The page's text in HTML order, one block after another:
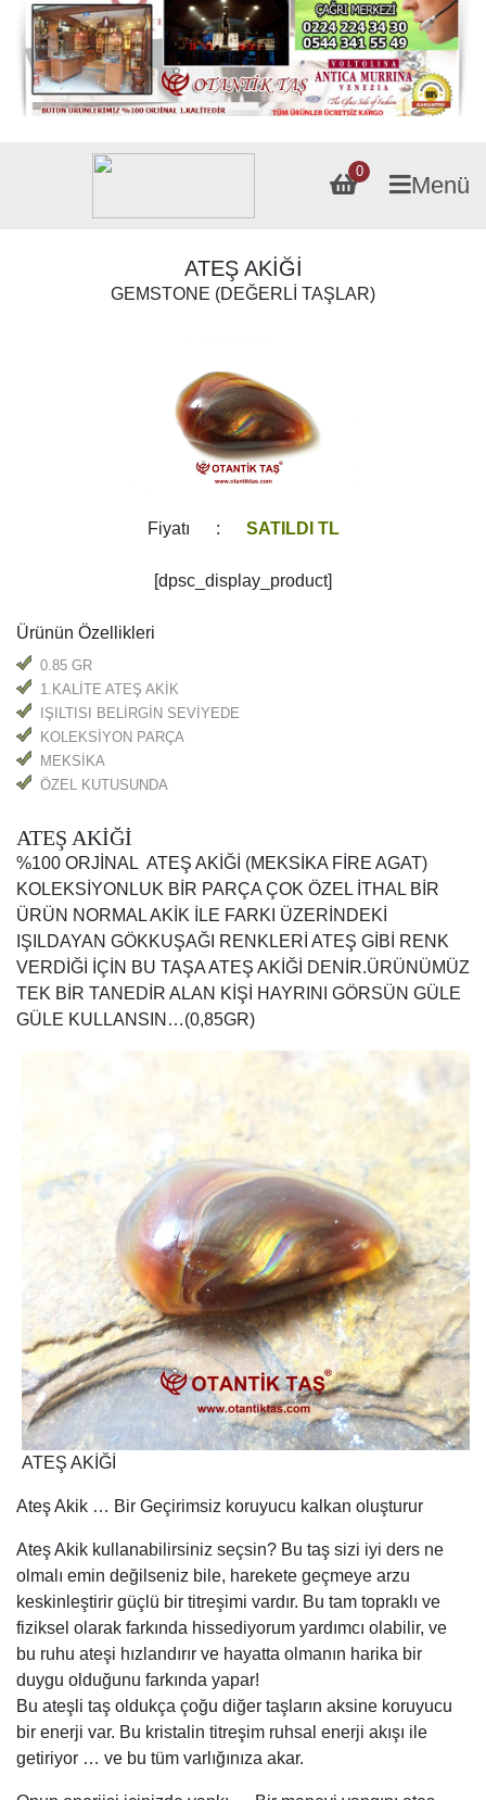
0
Menü
ATEŞ AKİĞİ
GEMSTONE (DEĞERLİ TAŞLAR)
Fiyatı : SATILDI TL
[dpsc_display_product]
Ürünün Özellikleri
0.85 GR
1.KALİTE ATEŞ AKİK
IŞILTISI BELİRGİN SEVİYEDE
KOLEKSİYON PARÇA
MEKSİKA
ÖZEL KUTUSUNDA
ATEŞ AKİĞİ
%100 ORJİNAL ATEŞ AKİĞİ (MEKSİKA FİRE AGAT)
KOLEKSİYONLUK BİR PARÇA ÇOK ÖZEL İTHAL BİR
ÜRÜN NORMAL AKİK İLE FARKI ÜZERİNDEKİ
IŞILDAYAN GÖKKUŞAĞI RENKLERİ ATEŞ GİBİ RENK
VERDİĞİ İÇİN BU TAŞA ATEŞ AKİĞİ DENİR.ÜRÜNÜMÜZ
TEK BİR TANEDİR ALAN KİŞİ HAYRINI GÖRSÜN GÜLE
GÜLE KULLANSIN…(0,85GR)
ATEŞ AKİĞİ
Ateş Akik … Bir Geçirimsiz koruyucu kalkan oluşturur
Ateş Akik kullanabilirsiniz seçsin? Bu taş sizi iyi ders ne
olmalı emin değilseniz bile, harekete geçmeye arzu
keskinleştirir güçlü bir titreşimi vardır. Bu tam topraklı ve
fiziksel olarak farkında hissediyorum yardımcı olabilir, ve
bu ruhu ateşi hızlandırır ve hayatta olmanın harika bir
duygu olduğunu farkında yapar!
Bu ateşli taş oldukça çoğu diğer taşların aksine koruyucu
bir enerji var. Bu kristalin titreşim ruhsal enerji akışı ile
getiriyor … ve bu tüm varlığınıza akar.